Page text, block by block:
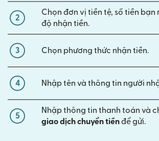
2
Chọn đơn vị tiền tệ, số tiền bạn
độ nhận tiền.
3 Chọn phương thức nhận tiền.
4 Nhập tên và thông tin người
5
Nhập thông tin thanh toán và
giao dịch chuyển tiềnđể gửi.